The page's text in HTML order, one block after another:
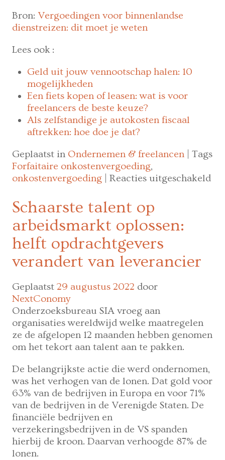
Bron:Vergoedingen voor binnenlandse
dienstreizen: dit moet je weten
Lees ook :
Geld uit jouw vennootschap halen: 10
mogelijkheden
Een fiets kopen of leasen: wat is voor
freelancers de beste keuze?
Als zelfstandige je autokosten fiscaal
aftrekken: hoe doe je dat?
Geplaatst in Ondernemen & freelancen
Tags
Forfaitaire onkostenvergoeding,
onkostenvergoeding
Reacties uitgeschakeld
Schaarste talent op
arbeidsmarkt oplossen:
helft opdrachtgevers
verandert van leverancier
Geplaatst 29 augustus 2022 door
NextConomy
Onderzoeksbureau SIA vroeg aan
organisaties wereldwijd welke maatregelen
ze de afgelopen 12 maanden hebben genomen
om het tekort aan talent aan te pakken.
De belangrijkste actie die werd ondernomen,
was het verhogen van de lonen. Dat gold voor
63% van de bedrijven in Europa en voor 71%
van de bedrijven in de Verenigde Staten. De
financiële bedrijven en
verzekeringsbedrijven in de VS spanden
hierbij de kroon. Daarvan verhoogde 87% de
lonen.